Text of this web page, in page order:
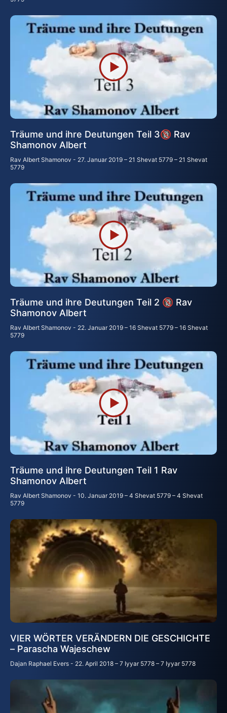
Träume und ihre Deutungen Teil 3🔞 Rav
Shamonov Albert
Rav Albert Shamonov
27. Januar 2019 – 21 Shevat 5779 – 21 Shevat
5779
Träume und ihre Deutungen Teil 2 🔞 Rav
Shamonov Albert
Rav Albert Shamonov
22. Januar 2019 – 16 Shevat 5779 – 16 Shevat
5779
Träume und ihre Deutungen Teil 1 Rav
Shamonov Albert
Rav Albert Shamonov
10. Januar 2019 – 4 Shevat 5779 – 4 Shevat
5779
VIER WÖRTER VERÄNDERN DIE GESCHICHTE
– Parascha Wajeschew
Dajan Raphael Evers 22. April 2018 – 7 Iyyar 5778 – 7 Iyyar 5778